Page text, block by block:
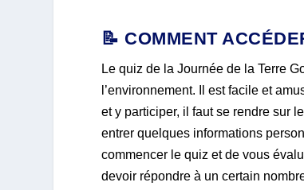
📝 COMMENT
Le quiz de la Journée de la Terre
l’environnement. Il est facile et
et y participer, il faut se rendre sur
entrer quelques informations
commencer le quiz et de vous
devoir répondre à un certain